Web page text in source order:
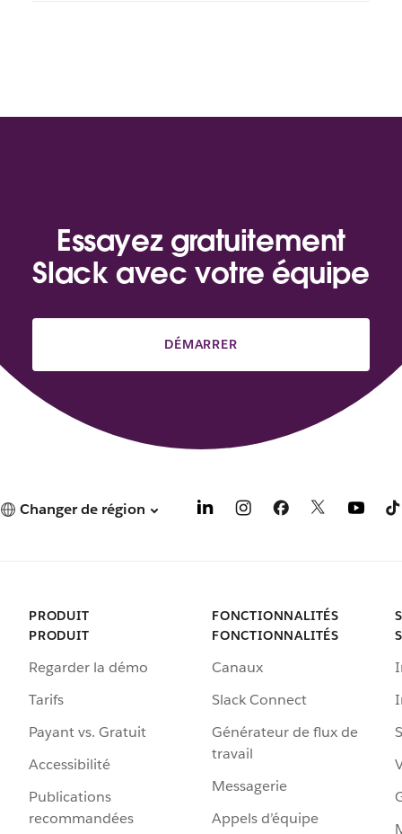
Essayez gratuitement
Slack avec votre équipe
DÉMARRER
Changer de région
PRODUIT
PRODUIT
Regarder la démo
Tarifs
Payant vs. Gratuit
Accessibilité
Publications
recommandées
FONCTIONNALITÉS
FONCTIONNALITÉS
Canaux
Slack Connect
Générateur de flux de
travail
Messagerie
Appels d’équipe